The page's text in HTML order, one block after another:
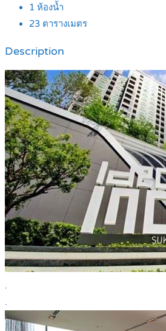
1 ห้องน้ำ
23 ตารางเมตร
Description
.
.